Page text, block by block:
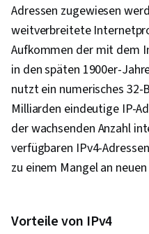
Risikoanalyse
Adressen zugewiesen
weitverbreitete
Aufkommen der mit dem
in den späten 1900er-
nutzt ein numerisches
Milliarden eindeutige IP-
der wachsenden Anzahl
verfügbaren IPv4-
zu einem Mangel an
Vorteile von IPv4